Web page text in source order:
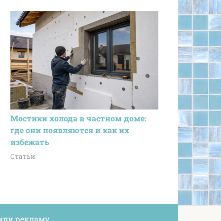
Мостики холода в частном доме:
где они появляются и как их
избежать
Статьи
рекламу